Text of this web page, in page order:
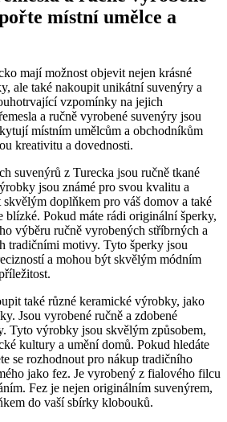
místní umělce a⁢
mají možnost objevit nejen krásné
ale také‌ nakoupit unikátní suvenýry ⁣a
vzpomínky na jejich
a ručně vyrobené suvenýry⁢ jsou
místním umělcům a obchodníkům
kreativitu a dovednosti.
suvenýrů z Turecka jsou ⁤ručně tkané
jsou známé pro svou kvalitu a
doplňkem pro váš domov a také
blízké. ⁣Pokud máte rádi originální šperky,
výběru ručně vyrobených stříbrných⁢ a
tradičními ‍motivy. Tyto šperky jsou
a ​mohou být skvělým módním
také⁢ různé keramické výrobky, jako
⁣Jsou vyrobené ručně a zdobené
Tyto výrobky‌ jsou skvělým způsobem,
kultury a⁤ umění domů. Pokud hledáte
se rozhodnout pro nákup tradičního
jako fez. Je⁢ vyrobený‍ z fialového​ filcu
Fez je nejen originálním suvenýrem,
do vaší sbírky klobouků.